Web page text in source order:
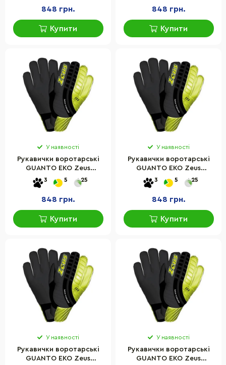
848 грн.
Купити
848 грн.
Купити
У наявності
Рукавички воротарські
GUANTO EKO Zeus
Z01455-5 чорний, сірий,
золотий
3 5 25
848 грн.
Купити
У наявності
Рукавички воротарські
GUANTO EKO Zeus
Z01455-6 чорний, сірий,
золотий
3 5 25
848 грн.
Купити
У наявності
Рукавички воротарські
GUANTO EKO Zeus
У наявності
Рукавички воротарські
GUANTO EKO Zeus